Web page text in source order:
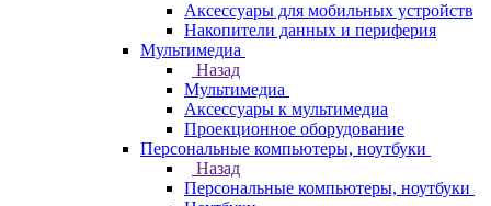
Аксессуары для мобильных устройств
Накопители данных и периферия
Мультимедиа
Назад
Мультимедиа
Аксессуары к мультимедиа
Проекционное оборудование
Персональные компьютеры, ноутбуки
Назад
Персональные компьютеры, ноутбуки